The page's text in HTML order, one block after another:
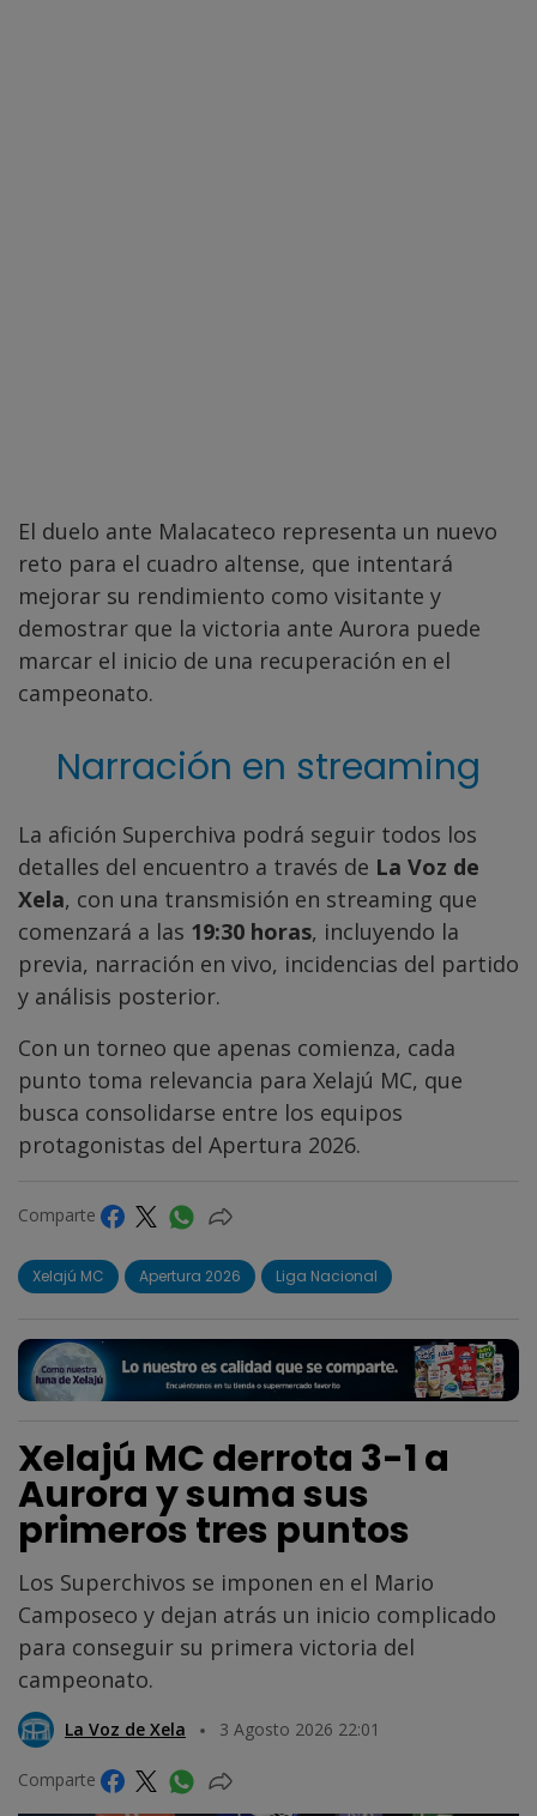
El duelo ante Malacateco representa un nuevo
reto para el cuadro altense, que intentará
mejorar su rendimiento como visitante y
demostrar que la victoria ante Aurora puede
marcar el inicio de una recuperación en el
campeonato.
Narración en streaming
La afición Superchiva podrá seguir todos los
detalles del encuentro a través de La Voz de
Xela, con una transmisión en streaming que
comenzará a las 19:30 horas, incluyendo la
previa, narración en vivo, incidencias del partido
y análisis posterior.
Con un torneo que apenas comienza, cada
punto toma relevancia para Xelajú MC, que
busca consolidarse entre los equipos
protagonistas del Apertura 2026.
Comparte
Xelajú MC Apertura 2026 Liga Nacional
Xelajú MC derrota 3-1 a
Aurora y suma sus
primeros tres puntos
Los Superchivos se imponen en el Mario
Camposeco y dejan atrás un inicio complicado
para conseguir su primera victoria del
campeonato.
La Voz de Xela 3 Agosto 2026 22:01
Comparte